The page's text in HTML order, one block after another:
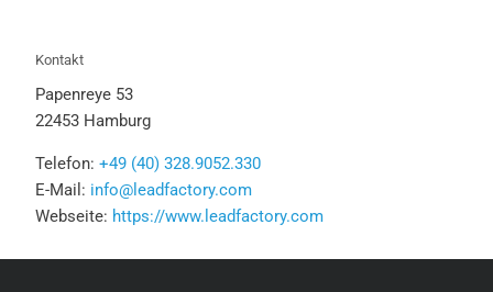
Kontakt
Papenreye 53
22453 Hamburg
Telefon: +49 (40) 328.9052.330
E-Mail: info@leadfactory.com
Webseite: https://www.leadfactory.com